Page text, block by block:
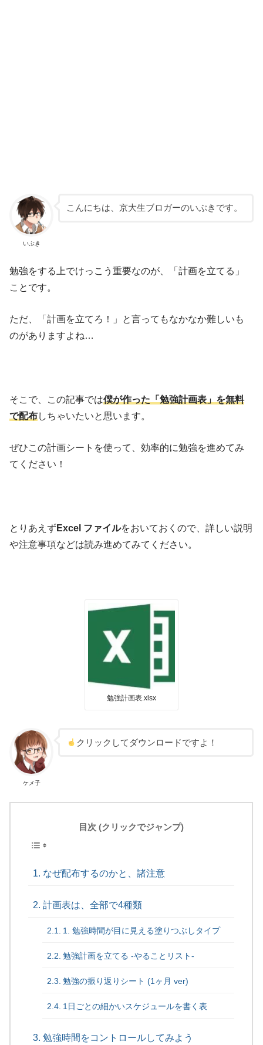
いぶき
こんにちは、京大生ブロガーのいぶきです。
勉強をする上でけっこう重要なのが、「計画を立てる」
ことです。
ただ、「計画を立てろ！」と言ってもなかなか難しいも
のがありますよね…
そこで、この記事では僕が作った「勉強計画表 」を無料
で配布しちゃいたいと思います。
ぜひこの計画シートを使って、効率的に勉強を進めてみ
てください！
とりあえずExcel ファイルをおいておくので、詳しい説明
や注意事項などは読み進めてみてください。
勉強計画表.xlsx
ケメ子
クリックしてダウンロードですよ！
目次 (クリックでジャンプ)
なぜ配布するのかと、諸注意
計画表は、全部で4種類
1. 勉強時間が目に見える塗りつぶしタイプ
勉強計画を立てる -やることリスト-
勉強の振り返りシート (1ヶ月 ver)
1日ごとの細かいスケジュールを書く表
勉強時間をコントロールしてみよう